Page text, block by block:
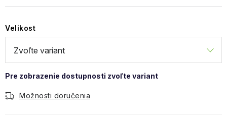
Velikost
Možnosti doručenia